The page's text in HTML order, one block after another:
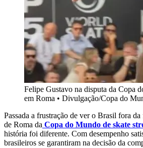
Felipe Gustavo na disputa da Copa
em Roma • Divulgação/Copa do
Passada a frustração de ver o Brasil fora
de Roma da Copa do Mundo de skate
história foi diferente. Com desempenho
brasileiros se garantiram na decisão da